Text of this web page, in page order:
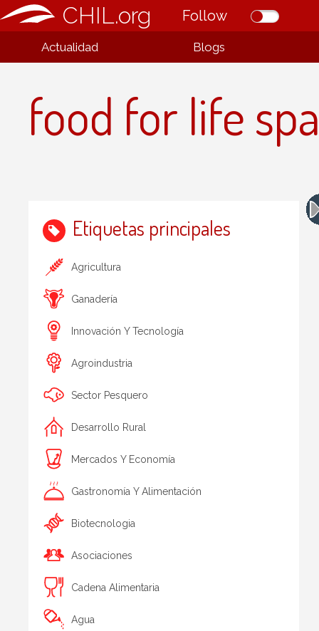
CHIL.org Follow
Actualidad Blogs
food for life
Etiquetas principales
Agricultura
Ganadería
Innovación Y Tecnología
Agroindustria
Sector Pesquero
Desarrollo Rural
Mercados Y Economía
Gastronomía Y Alimentación
Biotecnologia
Asociaciones
Cadena Alimentaria
Agua